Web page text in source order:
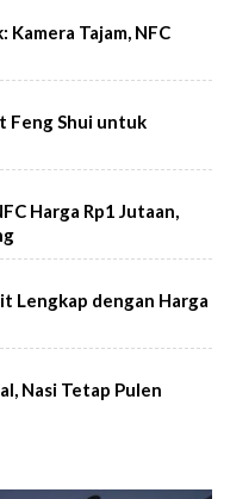
Kamera Tajam, NFC
Feng Shui untuk
Harga Rp1 Jutaan,
Lengkap dengan Harga
Nasi Tetap Pulen